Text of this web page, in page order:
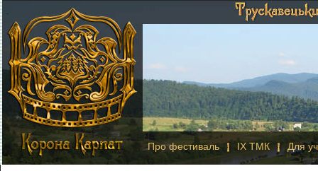
Про фестиваль IX ТМК Для